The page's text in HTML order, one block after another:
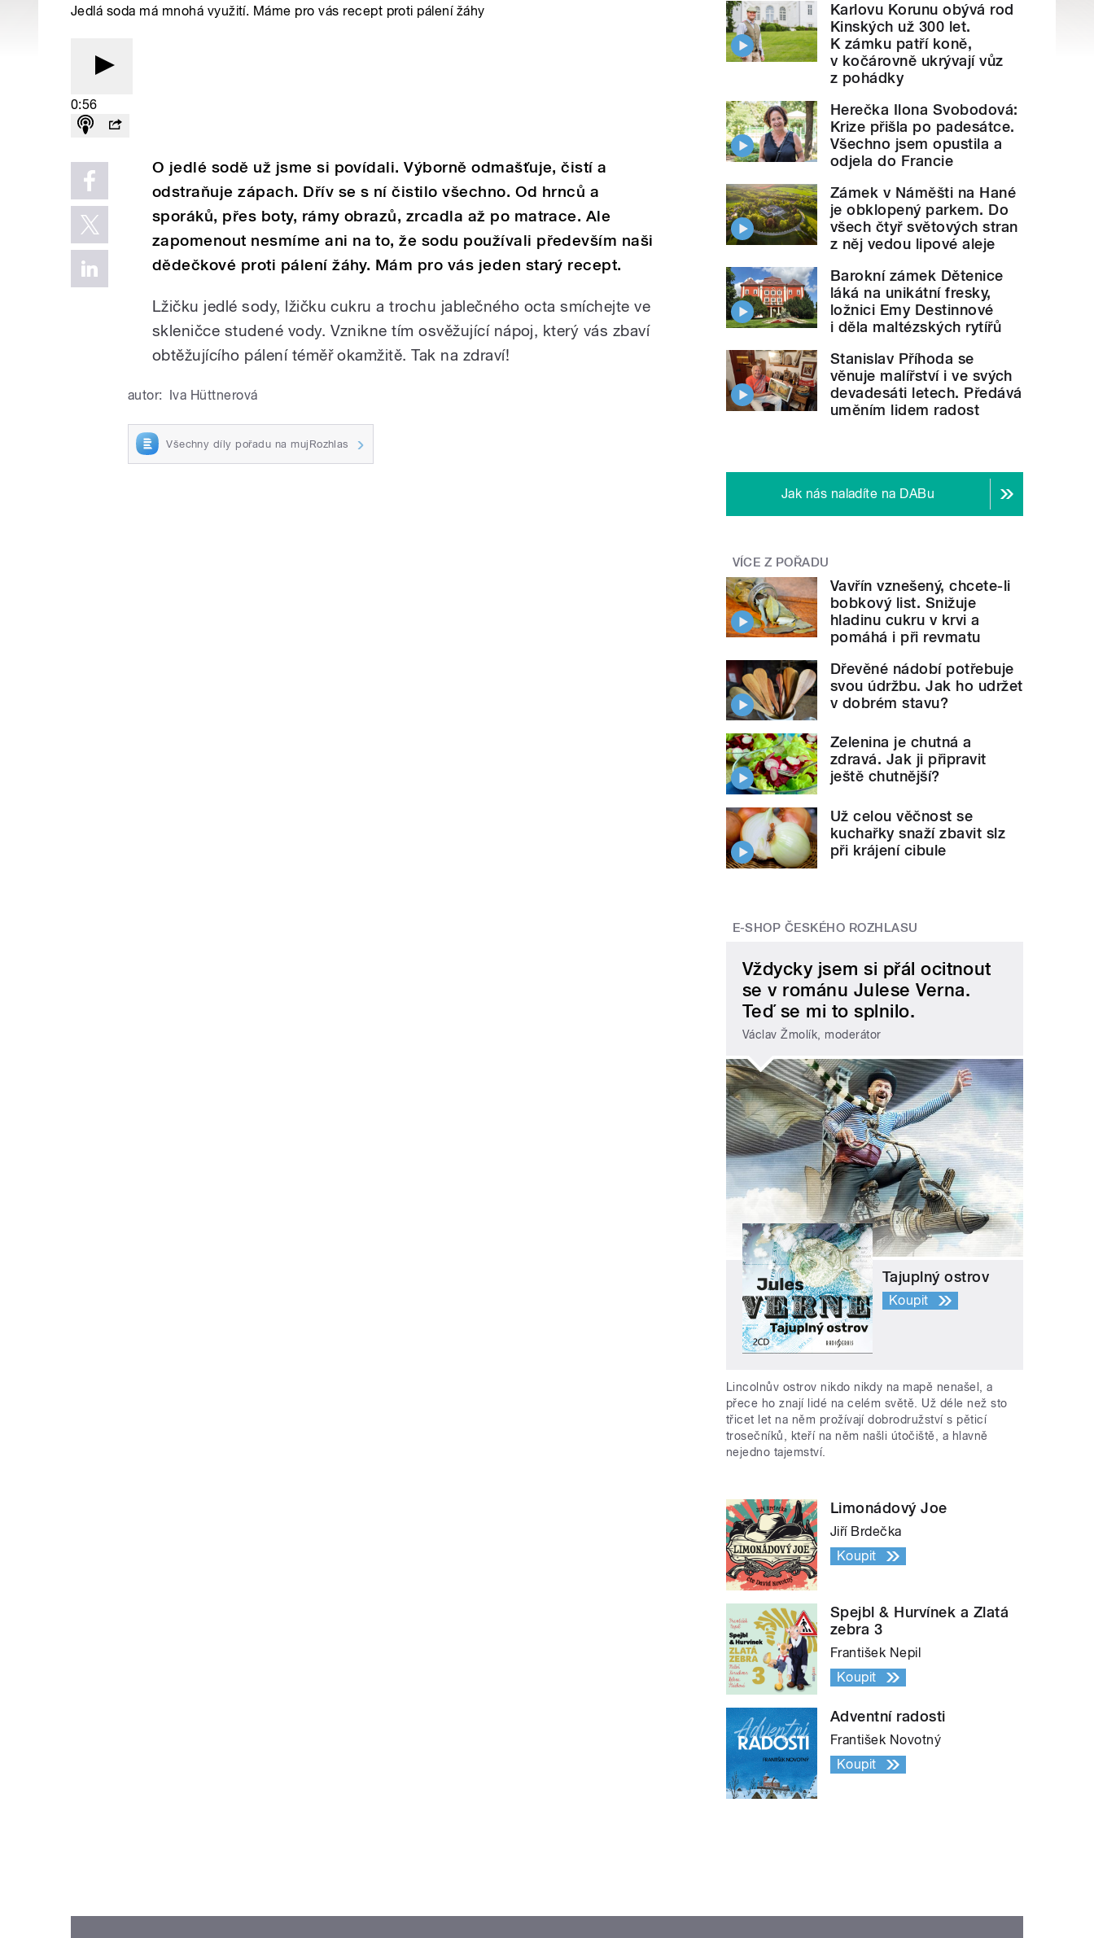
Jedlá soda má mnohá využití. Máme pro vás recept proti pálení žáhy
0:56
O jedlé sodě už jsme si povídali. Výborně odmašťuje, čistí a
odstraňuje zápach. Dřív se s ní čistilo všechno. Od hrnců a
sporáků, přes boty, rámy obrazů, zrcadla až po matrace. Ale
zapomenout nesmíme ani na to, že sodu používali především naši
dědečkové proti pálení žáhy. Mám pro vás jeden starý recept.
Lžičku jedlé sody, lžičku cukru a trochu jablečného octa smíchejte ve
skleničce studené vody. Vznikne tím osvěžující nápoj, který vás zbaví
obtěžujícího pálení téměř okamžitě. Tak na zdraví!
autor: Iva Hüttnerová
Všechny díly pořadu na mujRozhlas
Karlovu Korunu obývá rod
Kinských už 300 let.
K zámku patří koně,
v kočárovně ukrývají vůz
z pohádky
Herečka Ilona Svobodová:
Krize přišla po padesátce.
Všechno jsem opustila a
odjela do Francie
Zámek v Náměšti na Hané
je obklopený parkem. Do
všech čtyř světových stran
z něj vedou lipové aleje
Barokní zámek Dětenice
láká na unikátní fresky,
ložnici Emy Destinnové
i děla maltézských rytířů
Stanislav Příhoda se
věnuje malířství i ve svých
devadesáti letech. Předává
uměním lidem radost
Jak nás naladíte na DABu
VÍCE Z POŘADU
Vavřín vznešený, chcete-li
bobkový list. Snižuje
hladinu cukru v krvi a
pomáhá i při revmatu
Dřevěné nádobí potřebuje
svou údržbu. Jak ho udržet
v dobrém stavu?
Zelenina je chutná a
zdravá. Jak ji připravit
ještě chutnější?
Už celou věčnost se
kuchařky snaží zbavit slz
při krájení cibule
E-SHOP ČESKÉHO ROZHLASU
Vždycky jsem si přál ocitnout
se v románu Julese Verna.
Teď se mi to splnilo.
Václav Žmolík, moderátor
Tajuplný ostrov
Koupit
Lincolnův ostrov nikdo nikdy na mapě nenašel, a
přece ho znají lidé na celém světě. Už déle než sto
třicet let na něm prožívají dobrodružství s pěticí
trosečníků, kteří na něm našli útočiště, a hlavně
nejedno tajemství.
Limonádový Joe
Jiří Brdečka
Koupit
Spejbl & Hurvínek a Zlatá
zebra 3
František Nepil
Koupit
Adventní radosti
František Novotný
Koupit